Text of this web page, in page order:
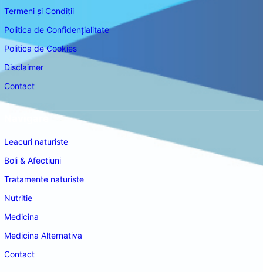
Termeni și Condiții
Politica de Confidențialitate
Politica de Cookies
Disclaimer
Contact
Leacuri naturiste
Boli & Afectiuni
Tratamente naturiste
Nutritie
Medicina
Medicina Alternativa
Contact